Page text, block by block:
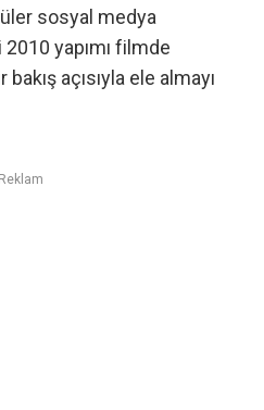
sosyal medya
yapımı filmde
açısıyla ele almayı
Reklam